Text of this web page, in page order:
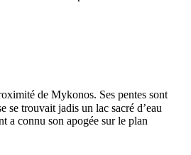
de Mykonos. Ses pentes sont
se trouvait jadis un lac sacré d’eau
a connu son apogée sur le plan